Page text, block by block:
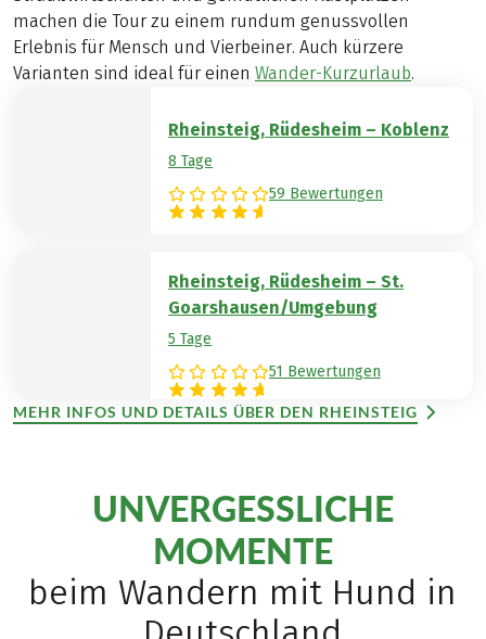
machen die Tour zu einem rundum genussvollen
Erlebnis für Mensch und Vierbeiner. Auch kürzere
Varianten sind ideal für einen Wander-Kurzurlaub.
Rheinsteig, Rüdesheim – Koblenz
8 Tage
59 Bewertungen
Rheinsteig, Rüdesheim – St.
Goarshausen/Umgebung
5 Tage
51 Bewertungen
MEHR INFOS UND DETAILS ÜBER DEN RHEINSTEIG
UNVERGESSLICHE
MOMENTE
beim Wandern mit Hund in